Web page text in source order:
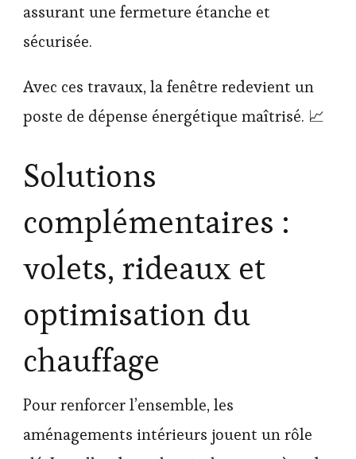
assurant une fermeture étanche et
sécurisée.
Avec ces travaux, la fenêtre redevient un
poste de dépense énergétique maîtrisé. 📈
Solutions
complémentaires :
volets, rideaux et
optimisation du
chauffage
Pour renforcer l’ensemble, les
aménagements intérieurs jouent un rôle